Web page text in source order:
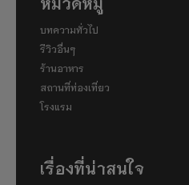
บทความทั่วไป
รีวิวอื่นๆ
ร้านอาหาร
สถานที่ท่องเที่ยว
โรงแรม
เรื่องที่น่าสนใจ